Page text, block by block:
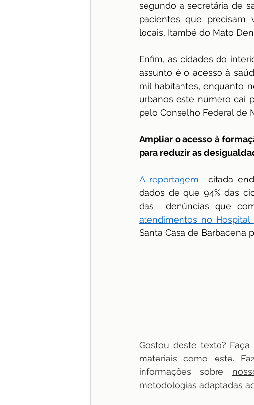
segundo a secretária de
pacientes que precisam
locais, Itambé do Mato
Enfim, as cidades do
assunto é o acesso à
mil habitantes, enquanto
urbanos este número cai
pelo Conselho Federal de
Ampliar o acesso à
para reduzir as
A reportagem citada
dados de que 94% das
das  denúncias que
atendimentos no Hospital
Santa Casa de Barbacena
Gostou deste texto? Faça
materiais como este.
informações sobre
metodologias adaptadas